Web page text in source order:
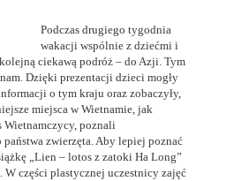
Podczas drugiego tygodnia
wakacji wspólnie z dziećmi i
ciekawą podróż – do Azji. Tym
Dzięki prezentacji dzieci mogły
o tym kraju oraz zobaczyły,
miejsca w Wietnamie, jak
Wietnamczycy, poznali
zwierzęta. Aby lepiej poznać
„Lien – lotos z zatoki Ha Long”
W części plastycznej uczestnicy zajęć